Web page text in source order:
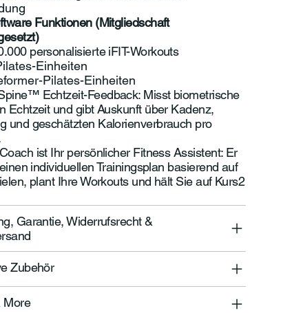
Funktionen (Mitgliedschaft
personalisierte iFIT-Workouts
Einheiten
Pilates-Einheiten
Echtzeit-Feedback: Misst biometrische
Echtzeit und gibt Auskunft über Kadenz,
und geschätzten Kalorienverbrauch pro
ist Ihr persönlicher Fitness Assistent: Er
individuellen Trainingsplan basierend auf
plant Ihre Workouts und hält Sie auf Kurs2
Garantie, Widerrufsrecht &
Zubehör
More